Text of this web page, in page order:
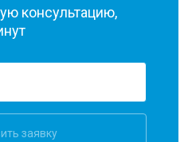
консультацию,
заявку